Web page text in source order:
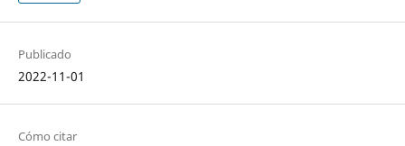
Publicado
2022-11-01
Cómo citar